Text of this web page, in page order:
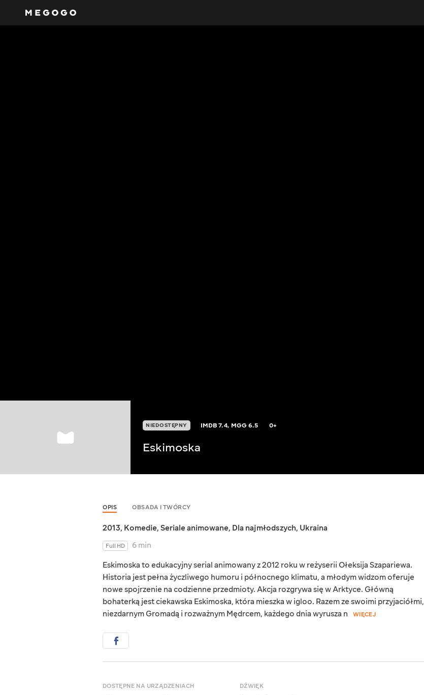
NIEDOSTĘPNY IMDB7.4, MGG6.5 0+
Eskimoska
OPIS OBSADA I TWÓRCY
2013, Komedie, Seriale animowane, Dla najmłodszych, Ukraina
Full HD
6 min
Eskimoska to edukacyjny serial animowany z 2012 roku w reżyserii Ołeksija Szapariewa.
Historia jest pełna życzliwego humoru i północnego klimatu, a młodym widzom oferuje
nowe spojrzenie na codzienne przedmioty. Akcja rozgrywa się w Arktyce. Główną
bohaterką jest ciekawska Eskimoska, która mieszka w igloo. Razem ze swoimi przyjaciółmi,
niezdarnym Gromadą i rozważnym Mędrcem, każdego dnia wyrusza n
WIĘCEJ
DOSTĘPNE NA URZĄDZENIACH
DŹWIĘK